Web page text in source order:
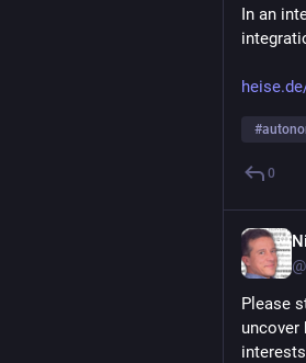
In an
#
0
Please
uncover